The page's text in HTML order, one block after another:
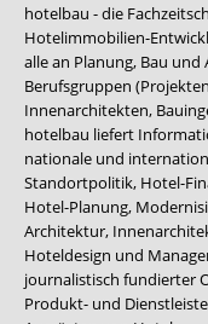
hotelbau - die
Hotelimmobilien-
alle an Planung, Bau
Berufsgruppen
Innenarchitekten,
hotelbau liefert
nationale und
Standortpolitik, Hotel-
Hotel-Planung,
Architektur,
Hoteldesign und
journalistisch fundierter
Produkt- und